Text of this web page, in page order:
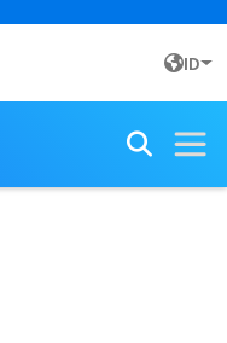
ID